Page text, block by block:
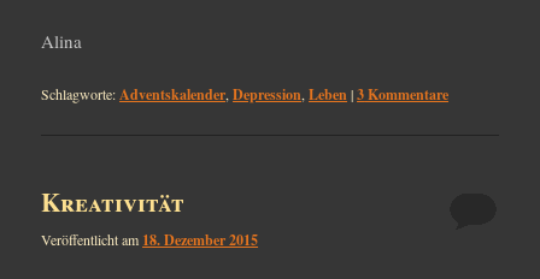
Alina
Schlagworte:Adventskalender,Depression,Leben|3Kommentare
Kreativität
Veröffentlicht am 18. Dezember 2015